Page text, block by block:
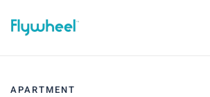
APARTMENT